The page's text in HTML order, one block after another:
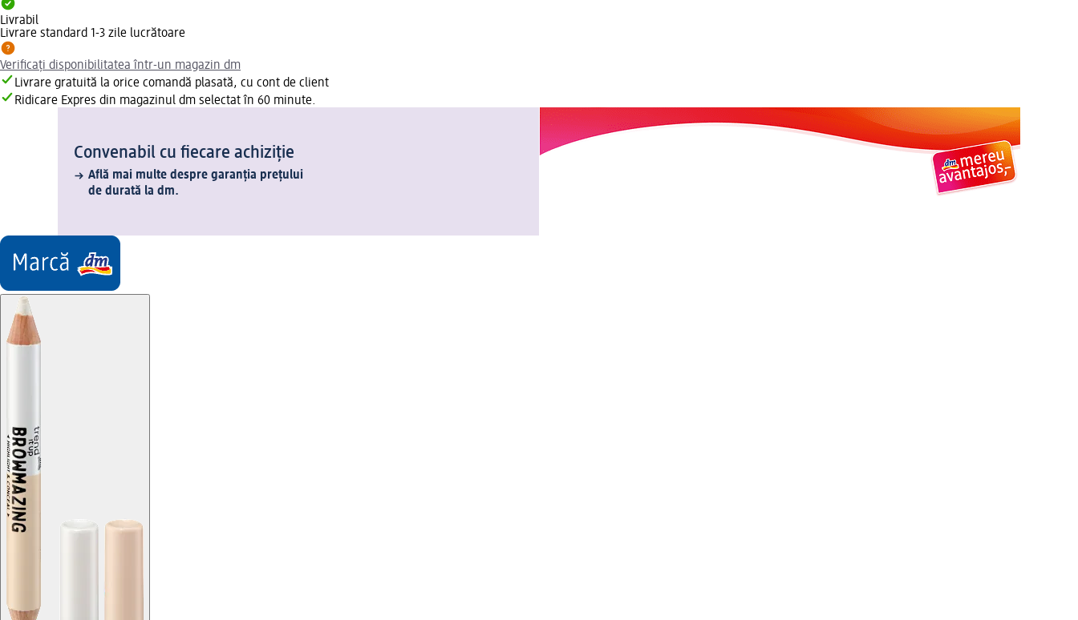
Livrabil
Livrare standard 1-3 zile lucrătoare
Verificați disponibilitatea într-un magazin dm
Livrare gratuită la orice comandă plasată, cu cont de client
Ridicare Expres din magazinul dm selectat în 60 minute.
Convenabil cu fiecare achiziție
Află mai multe despre garanția prețului
de durată la dm.